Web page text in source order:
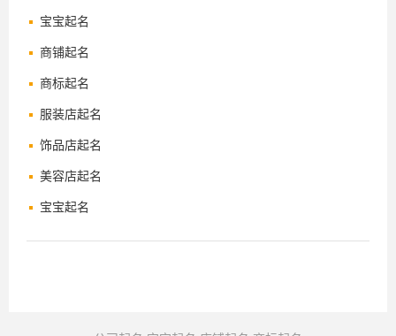
宝宝起名
商铺起名
商标起名
服装店起名
饰品店起名
美容店起名
宝宝起名